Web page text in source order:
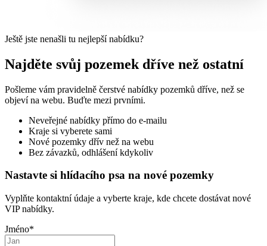
Ještě jste nenašli tu nejlepší nabídku?
Najděte svůj pozemek dříve než ostatní
Pošleme vám pravidelně čerstvé nabídky pozemků dříve, než se
objeví na webu. Buďte mezi prvními.
Neveřejné nabídky přímo do e-mailu
Kraje si vyberete sami
Nové pozemky dřív než na webu
Bez závazků, odhlášení kdykoliv
Nastavte si hlídacího psa na nové pozemky
Vyplňte kontaktní údaje a vyberte kraje, kde chcete dostávat nové
VIP nabídky.
Jméno*